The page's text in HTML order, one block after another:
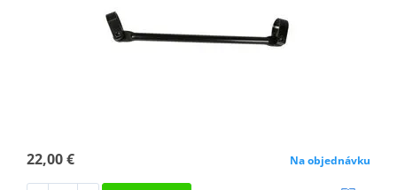
22,00 € Na objednávku